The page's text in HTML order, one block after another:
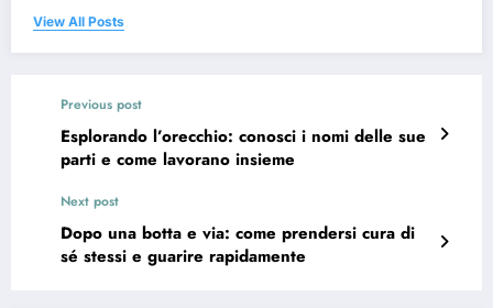
View All Posts
Previous post
Esplorando l’orecchio: conosci i nomi delle sue
parti e come lavorano insieme
Next post
Dopo una botta e via: come prendersi cura di
sé stessi e guarire rapidamente